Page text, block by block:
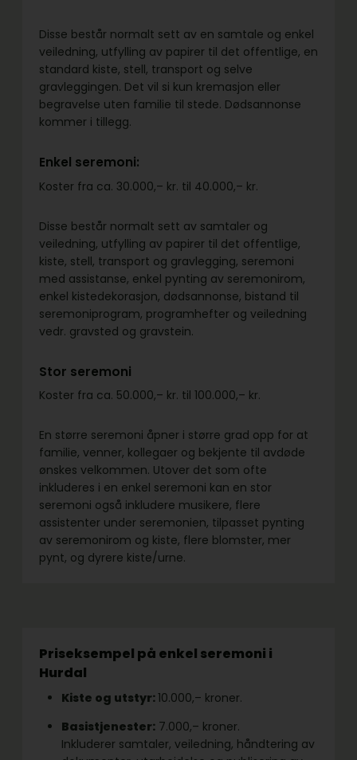
Disse består normalt sett av en samtale og enkel
veiledning, utfylling av papirer til det offentlige, en
standard kiste, stell, transport og selve
gravleggingen. Det vil si kun kremasjon eller
begravelse uten familie til stede. Dødsannonse
kommer i tillegg.
Enkel seremoni:
Koster fra ca. 30.000,– kr. til 40.000,– kr.
Disse består normalt sett av samtaler og
veiledning, utfylling av papirer til det offentlige,
kiste, stell, transport og gravlegging, seremoni
med assistanse, enkel pynting av seremonirom,
enkel kistedekorasjon, dødsannonse, bistand til
seremoniprogram, programhefter og veiledning
vedr. gravsted og gravstein.
Stor seremoni
Koster fra ca. 50.000,– kr. til 100.000,– kr.
En større seremoni åpner i større grad opp for at
familie, venner, kollegaer og bekjente til avdøde
ønskes velkommen. Utover det som ofte
inkluderes i en enkel seremoni kan en stor
seremoni også inkludere musikere, flere
assistenter under seremonien, tilpasset pynting
av seremonirom og kiste, flere blomster, mer
pynt, og dyrere kiste/urne.
Priseksempel på enkel seremoni i
Hurdal
Kiste og utstyr:10.000,– kroner.
Basistjenester: 7.000,– kroner.
Inkluderer samtaler, veiledning, håndtering av